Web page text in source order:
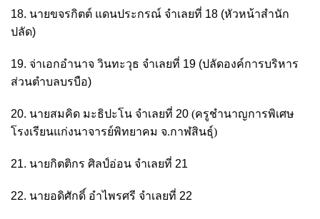
18. นายขจรกิตต์ แดนประกรณ์ จำเลยที่ 18 (หัวหน้าสำนัก
ปลัด)
19. จ่าเอกอำนาจ วินทะวุธ จำเลยที่ 19 (ปลัดองค์การบริหาร
ส่วนตำบลบรบือ)
20. นายสมคิด มะธิปะโน จำเลยที่ 20 (ครูชำนาญการพิเศษ
โรงเรียนแก่งนาจารย์พิทยาคม จ.กาฬสินธุ์)
21. นายกิตติกร ศิลป์อ่อน จำเลยที่ 21
22. นายอดิศักดิ์ อำไพรศรี จำเลยที่ 22